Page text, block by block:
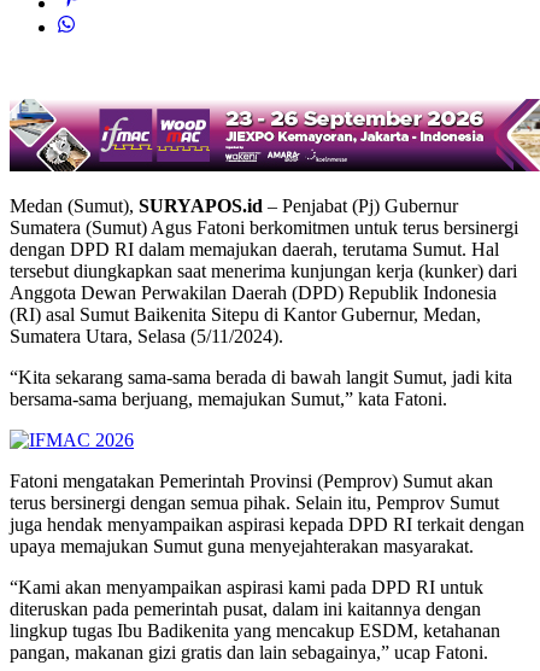
Medan (Sumut), SURYAPOS.id – Penjabat (Pj) Gubernur
Sumatera (Sumut) Agus Fatoni berkomitmen untuk terus bersinergi
dengan DPD RI dalam memajukan daerah, terutama Sumut. Hal
tersebut diungkapkan saat menerima kunjungan kerja (kunker) dari
Anggota Dewan Perwakilan Daerah (DPD) Republik Indonesia
(RI) asal Sumut Baikenita Sitepu di Kantor Gubernur, Medan,
Sumatera Utara, Selasa (5/11/2024).
“Kita sekarang sama-sama berada di bawah langit Sumut, jadi kita
bersama-sama berjuang, memajukan Sumut,” kata Fatoni.
Fatoni mengatakan Pemerintah Provinsi (Pemprov) Sumut akan
terus bersinergi dengan semua pihak. Selain itu, Pemprov Sumut
juga hendak menyampaikan aspirasi kepada DPD RI terkait dengan
upaya memajukan Sumut guna menyejahterakan masyarakat.
“Kami akan menyampaikan aspirasi kami pada DPD RI untuk
diteruskan pada pemerintah pusat, dalam ini kaitannya dengan
lingkup tugas Ibu Badikenita yang mencakup ESDM, ketahanan
pangan, makanan gizi gratis dan lain sebagainya,” ucap Fatoni.